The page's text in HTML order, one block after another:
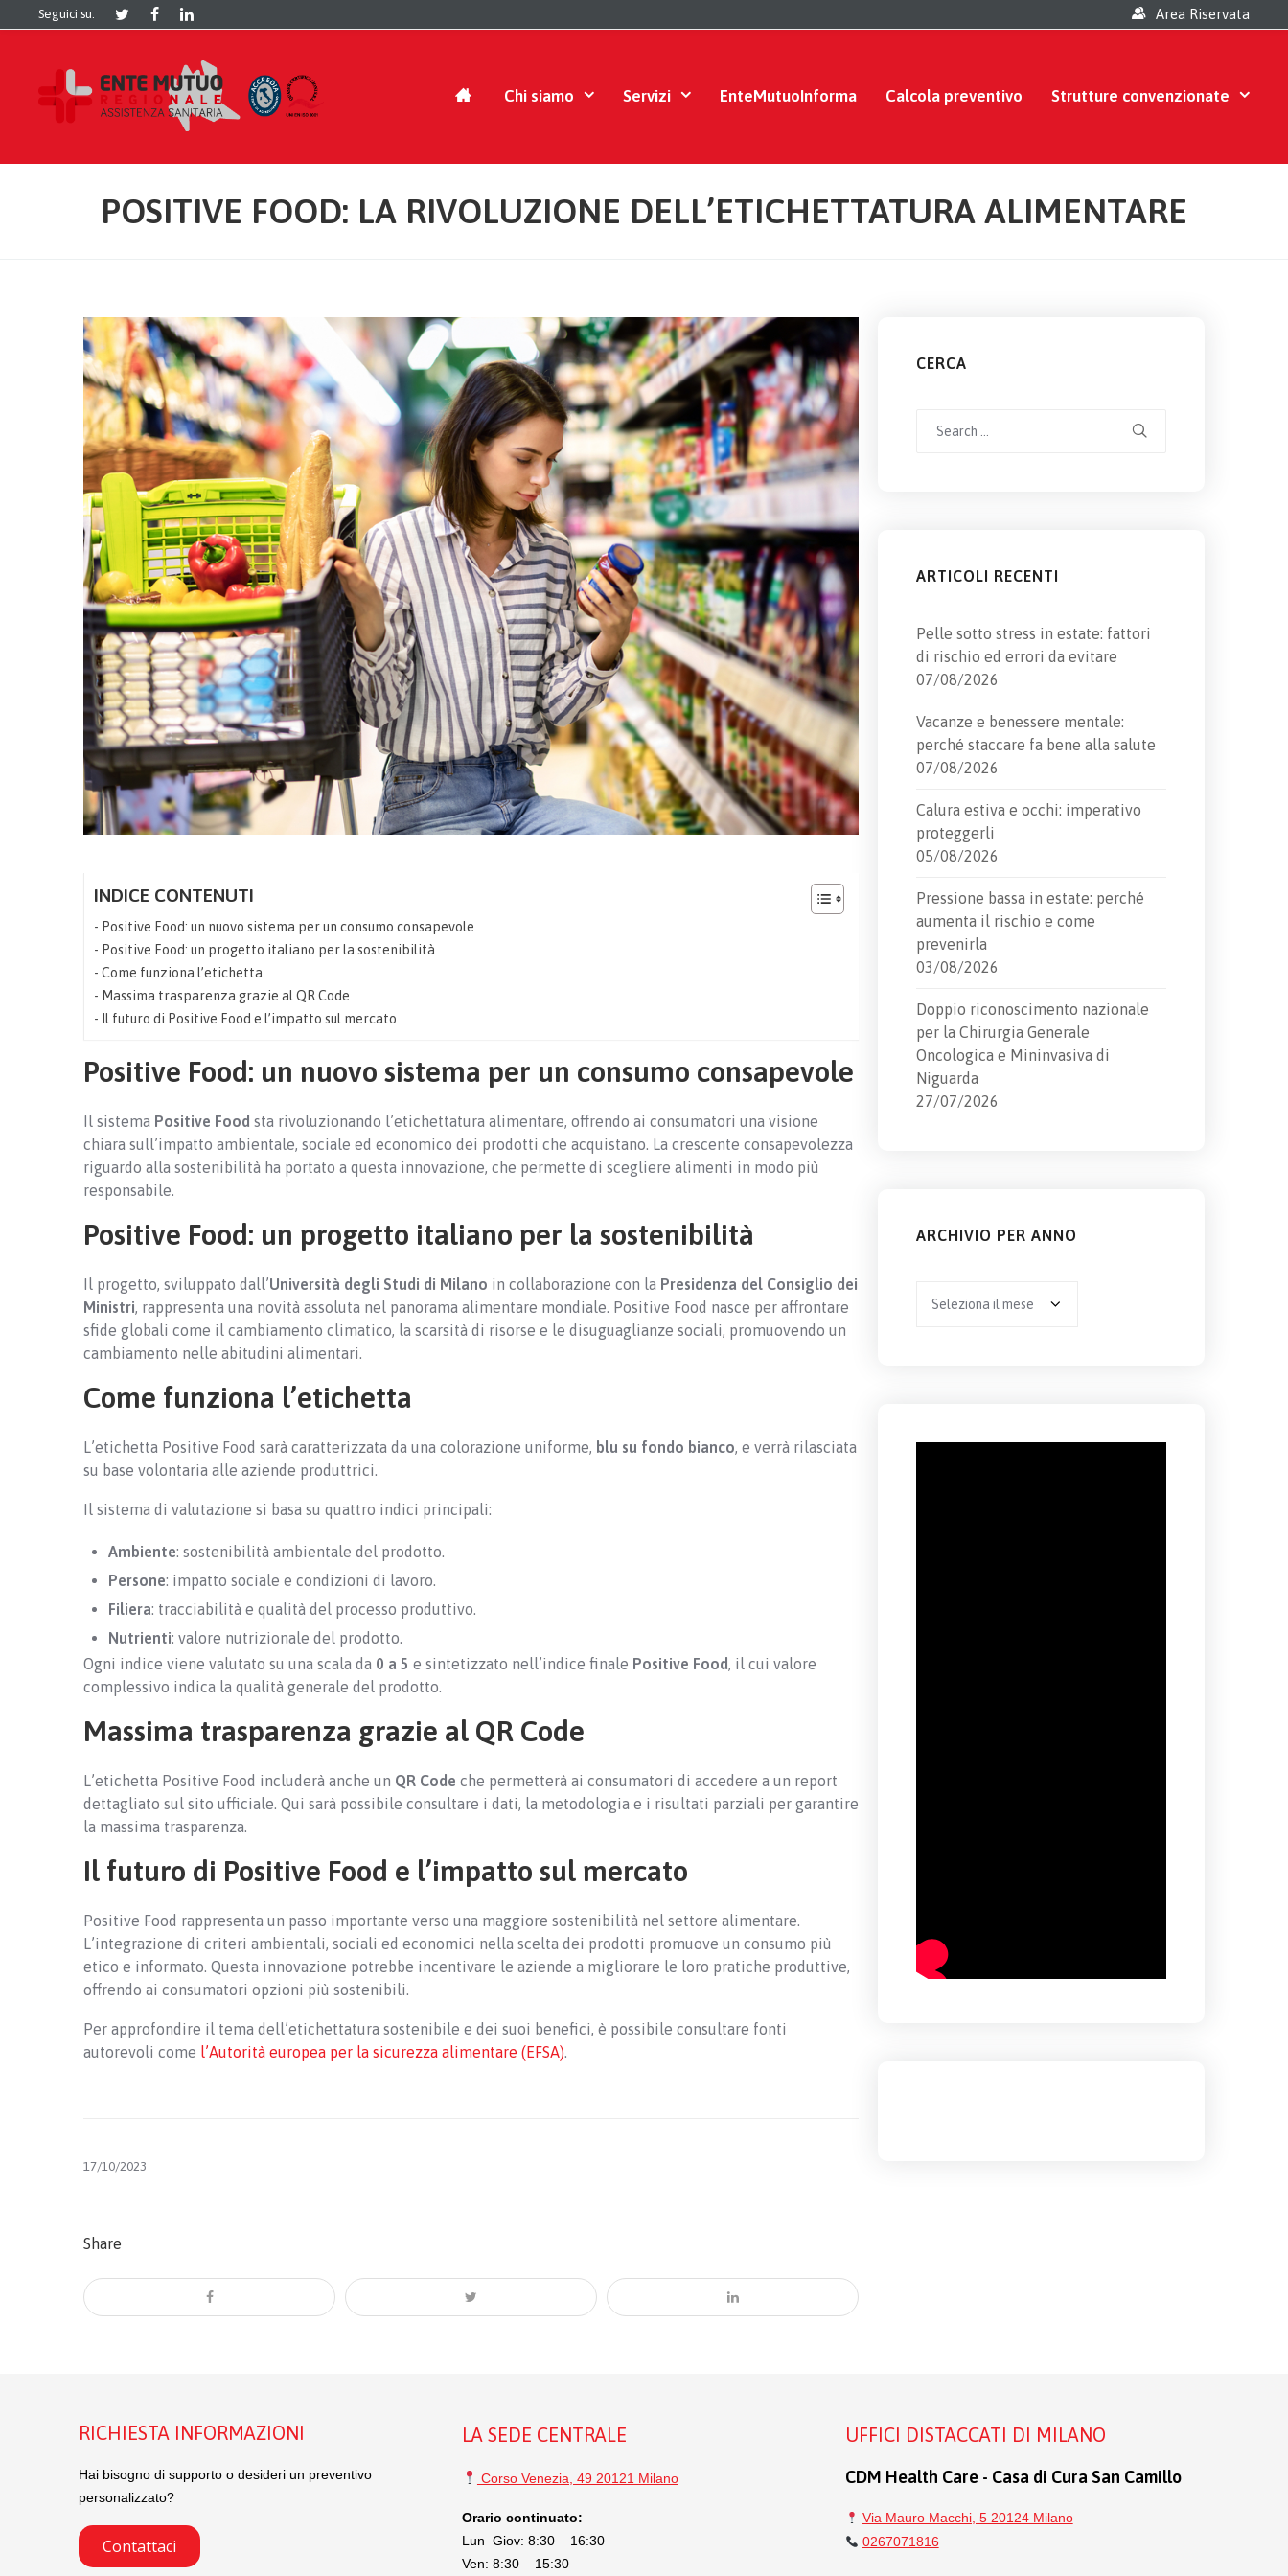
Seguici su: Area Riservata
Chi siamo Servizi EnteMutuoInforma Calcola preventivo Strutture convenzionate
POSITIVE FOOD: LA RIVOLUZIONE DELL’ETICHETTATURA ALIMENTARE
INDICE CONTENUTI
Positive Food: un nuovo sistema per un consumo consapevole
Positive Food: un progetto italiano per la sostenibilità
Come funziona l’etichetta
Massima trasparenza grazie al QR Code
Il futuro di Positive Food e l’impatto sul mercato
Positive Food: un nuovo sistema per un consumo consapevole
Il sistema Positive Food sta rivoluzionando l’etichettatura alimentare, offrendo ai consumatori una visione
chiara sull’impatto ambientale, sociale ed economico dei prodotti che acquistano. La crescente consapevolezza
riguardo alla sostenibilità ha portato a questa innovazione, che permette di scegliere alimenti in modo più
responsabile.
Positive Food: un progetto italiano per la sostenibilità
Il progetto, sviluppato dall’Università degli Studi di Milano in collaborazione con la Presidenza del Consiglio dei
Ministri , rappresenta una novità assoluta nel panorama alimentare mondiale. Positive Food nasce per affrontare
sfide globali come il cambiamento climatico, la scarsità di risorse e le disuguaglianze sociali, promuovendo un
cambiamento nelle abitudini alimentari.
Come funziona l’etichetta
L’etichetta Positive Food sarà caratterizzata da una colorazione uniforme, blu su fondo bianco , e verrà rilasciata
su base volontaria alle aziende produttrici.
Il sistema di valutazione si basa su quattro indici principali:
Ambiente: sostenibilità ambientale del prodotto.
Persone: impatto sociale e condizioni di lavoro.
Filiera: tracciabilità e qualità del processo produttivo.
Nutrienti: valore nutrizionale del prodotto.
Ogni indice viene valutato su una scala da 0 a 5 e sintetizzato nell’indice finale Positive Food
, il cui valore
complessivo indica la qualità generale del prodotto.
Massima trasparenza grazie al QR Code
L’etichetta Positive Food includerà anche un QR Code che permetterà ai consumatori di accedere a un report
dettagliato sul sito ufficiale. Qui sarà possibile consultare i dati, la metodologia e i risultati parziali per garantire
la massima trasparenza.
Il futuro di Positive Food e l’impatto sul mercato
Positive Food rappresenta un passo importante verso una maggiore sostenibilità nel settore alimentare.
L’integrazione di criteri ambientali, sociali ed economici nella scelta dei prodotti promuove un consumo più
etico e informato. Questa innovazione potrebbe incentivare le aziende a migliorare le loro pratiche produttive,
offrendo ai consumatori opzioni più sostenibili.
Per approfondire il tema dell’etichettatura sostenibile e dei suoi benefici, è possibile consultare fonti
autorevoli come
l’Autorità europea per la sicurezza alimentare (EFSA)
17/10/2023
Share
CERCA
ARTICOLI RECENTI
Pelle sotto stress in estate: fattori
di rischio ed errori da evitare
07/08/2026
Vacanze e benessere mentale:
perché staccare fa bene alla salute
07/08/2026
Calura estiva e occhi: imperativo
proteggerli
05/08/2026
Pressione bassa in estate: perché
aumenta il rischio e come
prevenirla
03/08/2026
Doppio riconoscimento nazionale
per la Chirurgia Generale
Oncologica e Mininvasiva di
Niguarda
27/07/2026
ARCHIVIO PER ANNO
per
RICHIESTA INFORMAZIONI
Hai bisogno di supporto o desideri un preventivo
personalizzato?
Contattaci
LA SEDE CENTRALE
Corso Venezia, 49 20121 Milano
Orario continuato:
Lun–Giov: 8:30 – 16:30
Ven: 8:30 – 15:30
UFFICI DISTACCATI DI MILANO
CDM Health Care - Casa di Cura San Camillo
Via Mauro Macchi, 5 20124 Milano
0267071816